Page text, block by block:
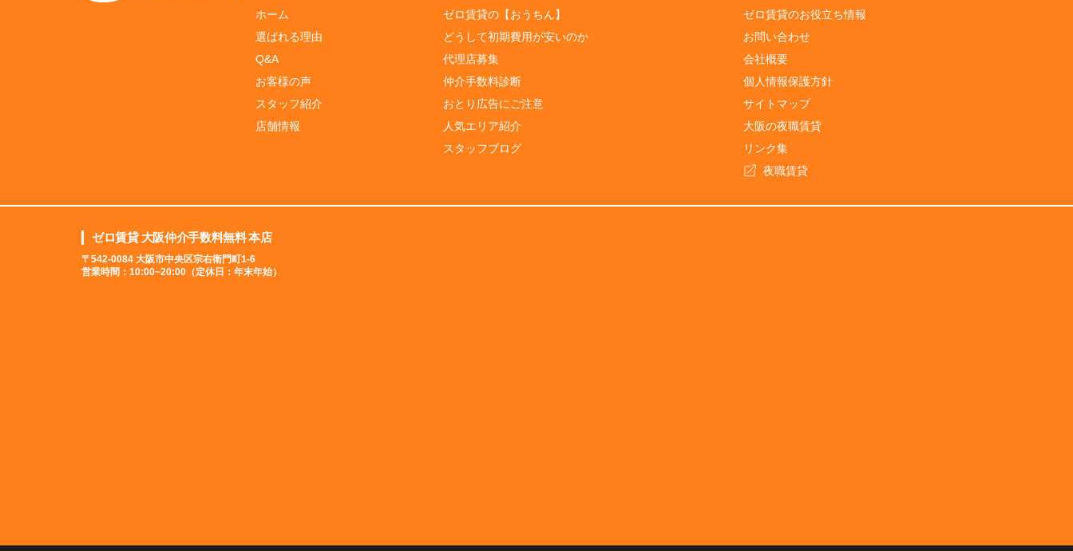
ホーム
選ばれる理由
Q&A
お客様の声
スタッフ紹介
店舗情報
ゼロ賃貸の【おうちん】
どうして初期費用が安いのか
代理店募集
仲介手数料診断
おとり広告にご注意
人気エリア紹介
スタッフブログ
ゼロ賃貸のお役立ち情報
お問い合わせ
会社概要
個人情報保護方針
サイトマップ
大阪の夜職賃貸
リンク集
夜職賃貸
ゼロ賃貸 大阪仲介手数料無料 本店
〒542-0084 大阪市中央区宗右衛門町1-6
営業時間：10:00~20:00（定休日：年末年始）